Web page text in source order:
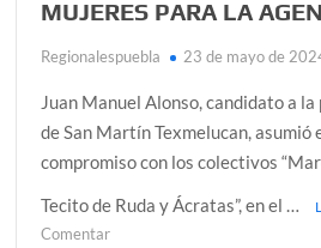
MUJERES PARA LA
Regionalespuebla 23 de mayo de
Juan Manuel Alonso, candidato a
de San Martín Texmelucan, asumió
compromiso con los colectivos
Tecito de Ruda y Ácratas”, en el …
Comentaren